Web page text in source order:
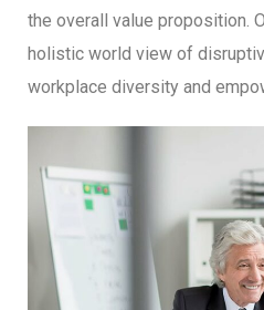
the overall value proposition.
holistic world view of
workplace diversity and